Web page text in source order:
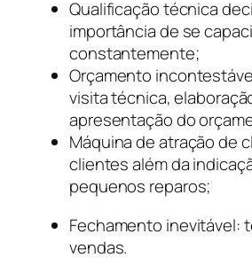
Qualificação técnica
importância de se
constantemente;
Orçamento
visita técnica,
apresentação do
Máquina de atração de
clientes além da
pequenos reparos;
Fechamento inevitável:
vendas.